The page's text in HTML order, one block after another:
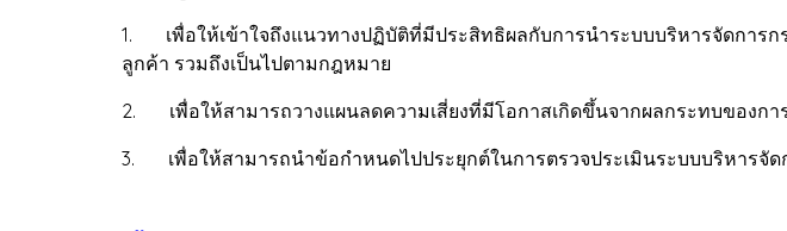
1. เพื่อให้เข้าใจถึงแนวทางปฏิบัติที่มีประสิทธิผลกับการนำระบบบริหารจัดการ
ลูกค้า รวมถึงเป็นไปตามกฎหมาย
2. เพื่อให้สามารถวางแผนลดความเสี่ยงที่มีโอกาสเกิดขึ้นจากผลกระทบของก
3. เพื่อให้สามารถนำข้อกำหนดไปประยุกต์ในการตรวจประเมินระบบบริหารจัด